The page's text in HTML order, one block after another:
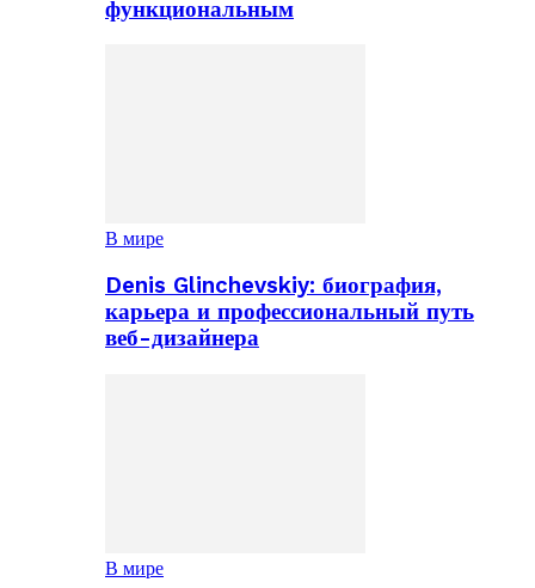
функциональным
В мире
Denis Glinchevskiy: биография,
карьера и профессиональный путь
веб-дизайнера
В мире